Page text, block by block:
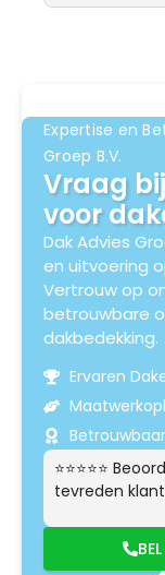
Expertise en
Groep B.V.
Vraag
voor
Dak Advies
en uitvoering
Vertrouw op
betrouwbare
dakbedekking.
Ervaren
⭐⭐⭐⭐⭐
tevreden